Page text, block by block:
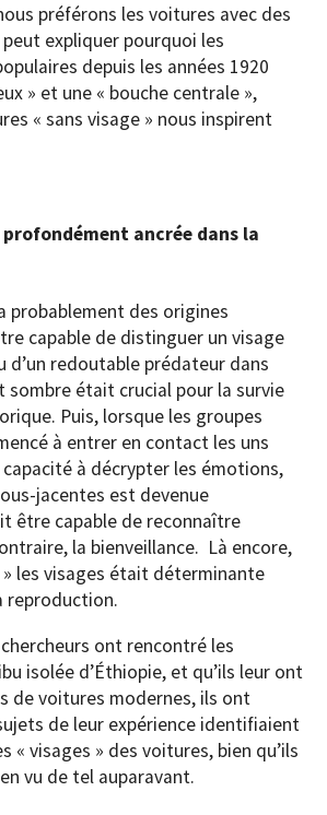
préférons les voitures avec des
peut expliquer pourquoi les
depuis les années 1920
» et une « bouche centrale »,
« sans visage » nous inspirent
ancrée dans la
probablement des origines
capable de distinguer un visage
d’un redoutable prédateur dans
sombre était crucial pour la survie
Puis, lorsque les groupes
à entrer en contact les uns
à décrypter les émotions,
jacentes est devenue
être capable de reconnaître
la bienveillance. Là encore,
» les visages était déterminante
reproduction.
ont rencontré les
isolée d’Éthiopie, et qu’ils leur ont
de voitures modernes, ils ont
de leur expérience identifiaient
« visages » des voitures, bien qu’ils
vu de tel auparavant.